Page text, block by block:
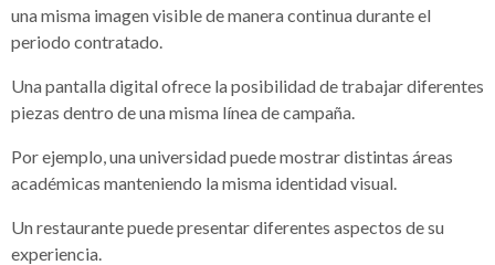
una misma imagen visible de manera continua durante el
periodo contratado.
Una pantalla digital ofrece la posibilidad de trabajar diferentes
piezas dentro de una misma línea de campaña.
Por ejemplo, una universidad puede mostrar distintas áreas
académicas manteniendo la misma identidad visual.
Un restaurante puede presentar diferentes aspectos de su
experiencia.